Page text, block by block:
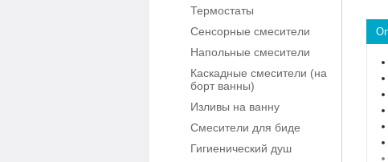
Термостаты
Сенсорные смесители
Напольные смесители
Каскадные смесители (на
борт ванны)
Изливы на ванну
Смесители для биде
Гигиенический душ